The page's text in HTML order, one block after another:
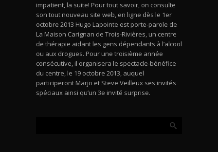
impatient, la suite! Pour tout savoir, on consulte
son tout nouveau site web, en ligne dès le 1er
octobre 2013 Hugo Lapointe est porte-parole de
La Maison Carignan de Trois-Rivières, un centre
de thérapie aidant les gens dépendants à l’alcool
ou aux drogues. Pour une troisième année
consécutive, il organisera le spectacle-bénéfice
du centre, le 19 octobre 2013, auquel
participeront Marjo et Steve Veilleux ses invités
spéciaux ainsi qu’un 3e invité surprise.